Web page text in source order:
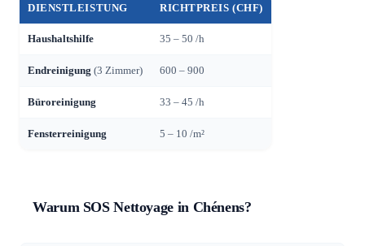
DIENSTLEISTUNG RICHTPREIS (CHF)
Haushaltshilfe 35 – 50 /h
Endreinigung (3 Zimmer) 600 – 900
Büroreinigung 33 – 45 /h
Fensterreinigung 5 – 10 /m²
Warum SOS Nettoyage in Chénens?